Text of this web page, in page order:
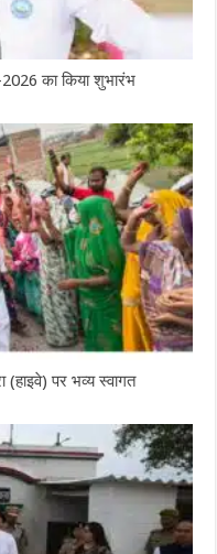
का किया शुभारंभ
(हाइवे) पर भव्य स्वागत